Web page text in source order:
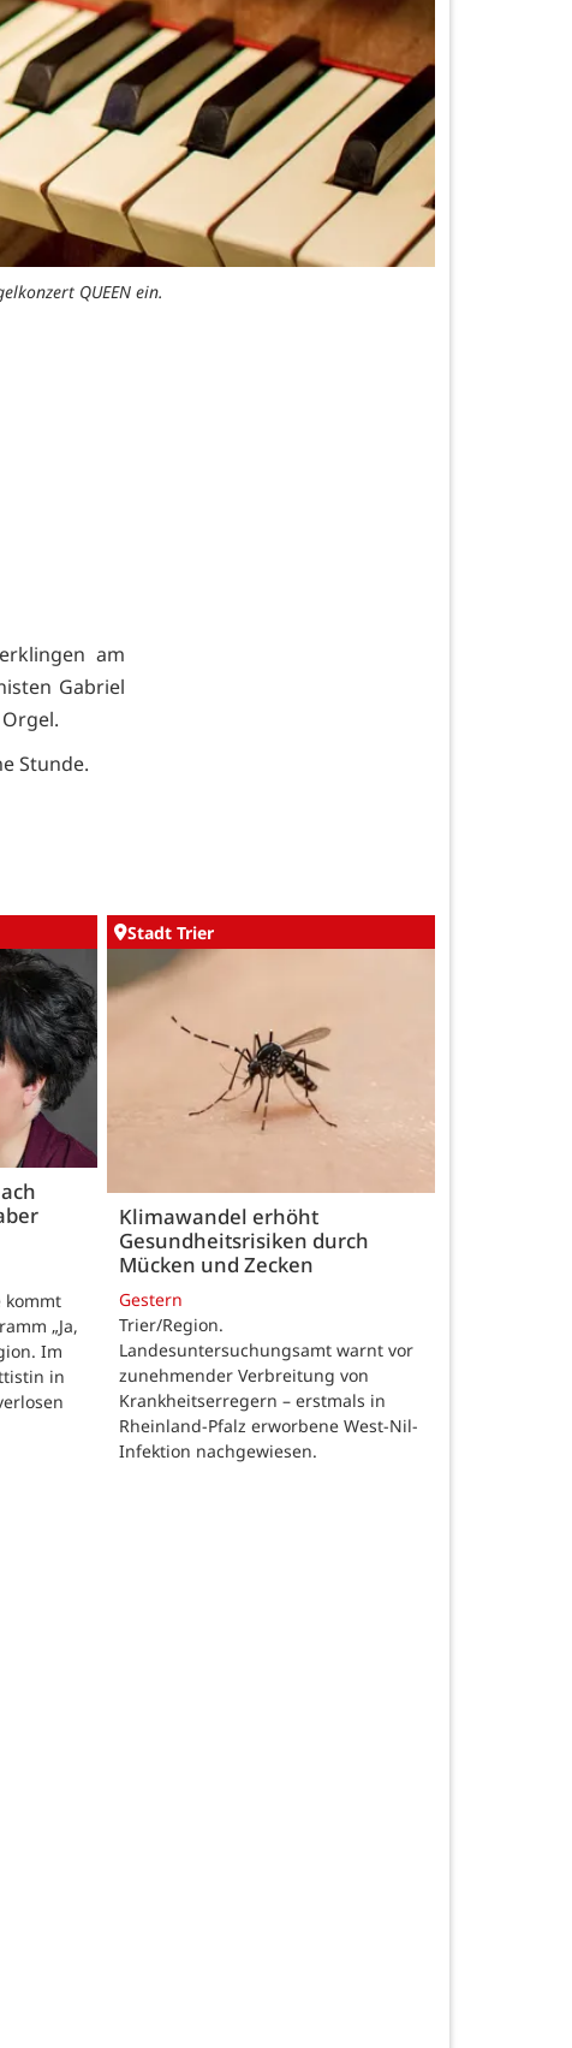
QUEEN ein.
am
Gabriel
Stunde.
kommt
„Ja,
Im
in
Stadt Trier
Klimawandel erhöht
Gesundheitsrisiken durch
Mücken und Zecken
Gestern
Trier/Region.
Landesuntersuchungsamt warnt vor
zunehmender Verbreitung von
Krankheitserregern – erstmals in
Rheinland-Pfalz erworbene West-Nil-
Infektion nachgewiesen.